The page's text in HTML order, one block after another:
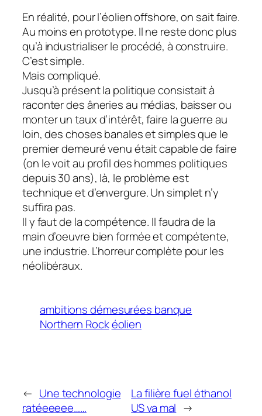
En réalité, pour l’éolien offshore, on sait faire.
Au moins en prototype. Il ne reste donc plus
qu’à industrialiser le procédé, à construire.
C’est simple.
Mais compliqué.
Jusqu’à présent la politique consistait à
raconter des âneries au médias, baisser ou
monter un taux d’intérêt, faire la guerre au
loin, des choses banales et simples que le
premier demeuré venu était capable de faire
(on le voit au profil des hommes politiques
depuis 30 ans), là, le problème est
technique et d’envergure. Un simplet n’y
suffira pas.
Il y faut de la compétence. Il faudra de la
main d’oeuvre bien formée et compétente,
une industrie. L’horreur complète pour les
néolibéraux.
ambitions démesurées banque
Northern Rockéolien
← Une technologie
ratéeeeee……
La filière fuel éthanol
US va mal →